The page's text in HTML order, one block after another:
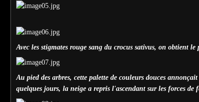
Avec les stigmates rouge sang du crocus sativus, on obtient
Au pied des arbres, cette palette de couleurs douces
quelques jours, la neige a repris l'ascendant sur les forces de